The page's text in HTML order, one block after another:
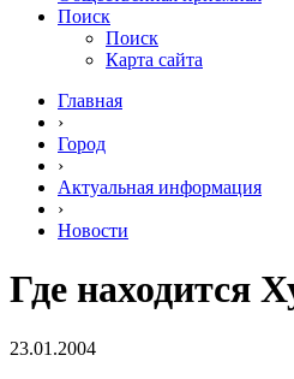
Поиск
Поиск
Карта сайта
Главная
›
Город
›
Актуальная информация
›
Новости
Где находится
23.01.2004